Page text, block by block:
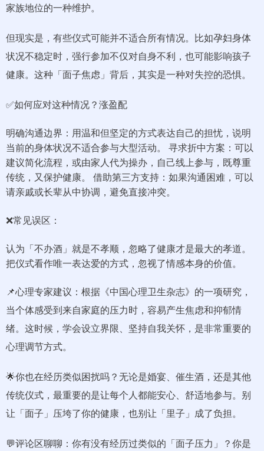
家族地位的一种维护。
但现实是，有些仪式可能并不适合所有情况。比如孕妇身体
状况不稳定时，强行参加不仅对自身不利，也可能影响孩子
健康。这种「面子焦虑」背后，其实是一种对失控的恐惧。
✅如何应对这种情况？涨盈配
明确沟通边界：用温和但坚定的方式表达自己的担忧，说明
当前的身体状况不适合参与大型活动。 寻求折中方案：可以
建议简化流程，或由家人代为操办，自己线上参与，既尊重
传统，又保护健康。 借助第三方支持：如果沟通困难，可以
请亲戚或长辈从中协调，避免直接冲突。
❌常见误区：
认为「不办酒」就是不孝顺，忽略了健康才是最大的孝道。
把仪式看作唯一表达爱的方式，忽视了情感本身的价值。
📌心理专家建议：根据《中国心理卫生杂志》的一项研究，
当个体感受到来自家庭的压力时，容易产生焦虑和抑郁情
绪。这时候，学会设立界限、坚持自我关怀，是非常重要的
心理调节方式。
🌟你也在经历类似困扰吗？无论是婚宴、催生酒，还是其他
传统仪式，最重要的是让每个人都能安心、舒适地参与。别
让「面子」压垮了你的健康，也别让「里子」成了负担。
💬评论区聊聊：你有没有经历过类似的「面子压力」？你是